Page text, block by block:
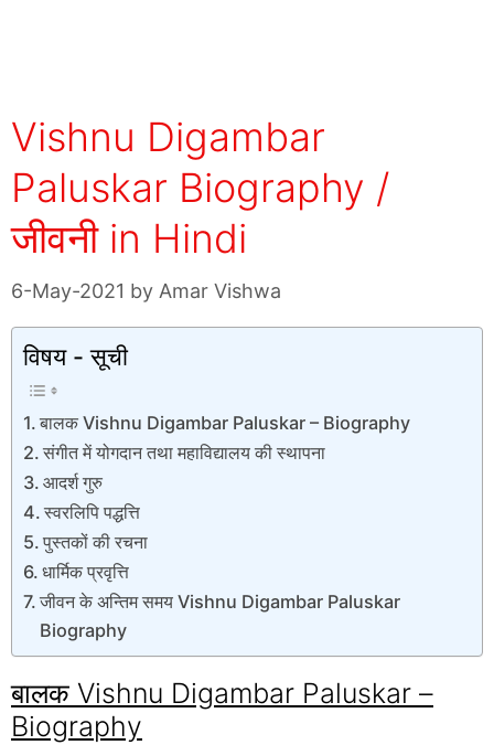
Vishnu Digambar
Paluskar Biography /
जीवनी in Hindi
6-May-2021 by Amar Vishwa
विषय - सूची
बालक Vishnu Digambar Paluskar – Biography
संगीत में योगदान तथा महाविद्यालय की स्थापना
आदर्श गुरु
स्वरलिपि पद्धत्ति
पुस्तकों की रचना
धार्मिक प्रवृत्ति
जीवन के अन्तिम समय Vishnu Digambar Paluskar
Biography
बालक Vishnu Digambar Paluskar –
Biography